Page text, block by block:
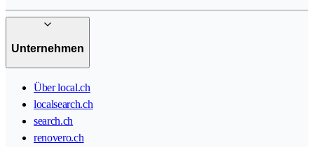
Unternehmen
Über local.ch
localsearch.ch
search.ch
renovero.ch